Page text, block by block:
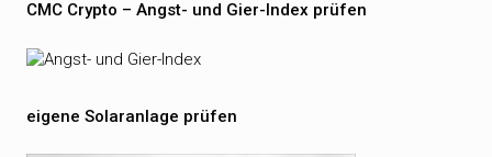
CMC Crypto – Angst- und Gier-Index prüfen
eigene Solaranlage prüfen